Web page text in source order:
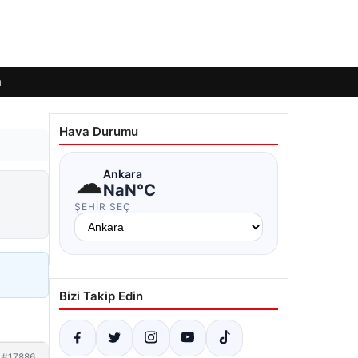
Hava Durumu
☁Ankara
NaN°C
ŞEHIR SEÇ
Bizi Takip Edin